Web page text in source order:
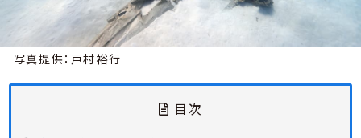
写真提供：戸村裕行
目次